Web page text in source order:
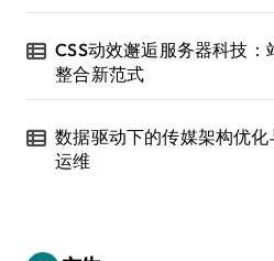
CSS动效邂逅服务器科技：
整合新范式
数据驱动下的传媒架构优化
运维